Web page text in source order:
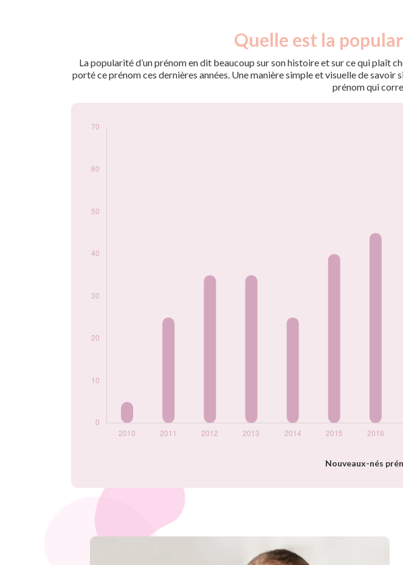
Quelle est la
La popularité d’un prénom en dit beaucoup sur son histoire et sur ce qui plaît
porté ce prénom ces dernières années. Une manière simple et visuelle de
prénom qui
Nouveaux-nés
année
2010
5
2011
25
2015
40
2018
2021